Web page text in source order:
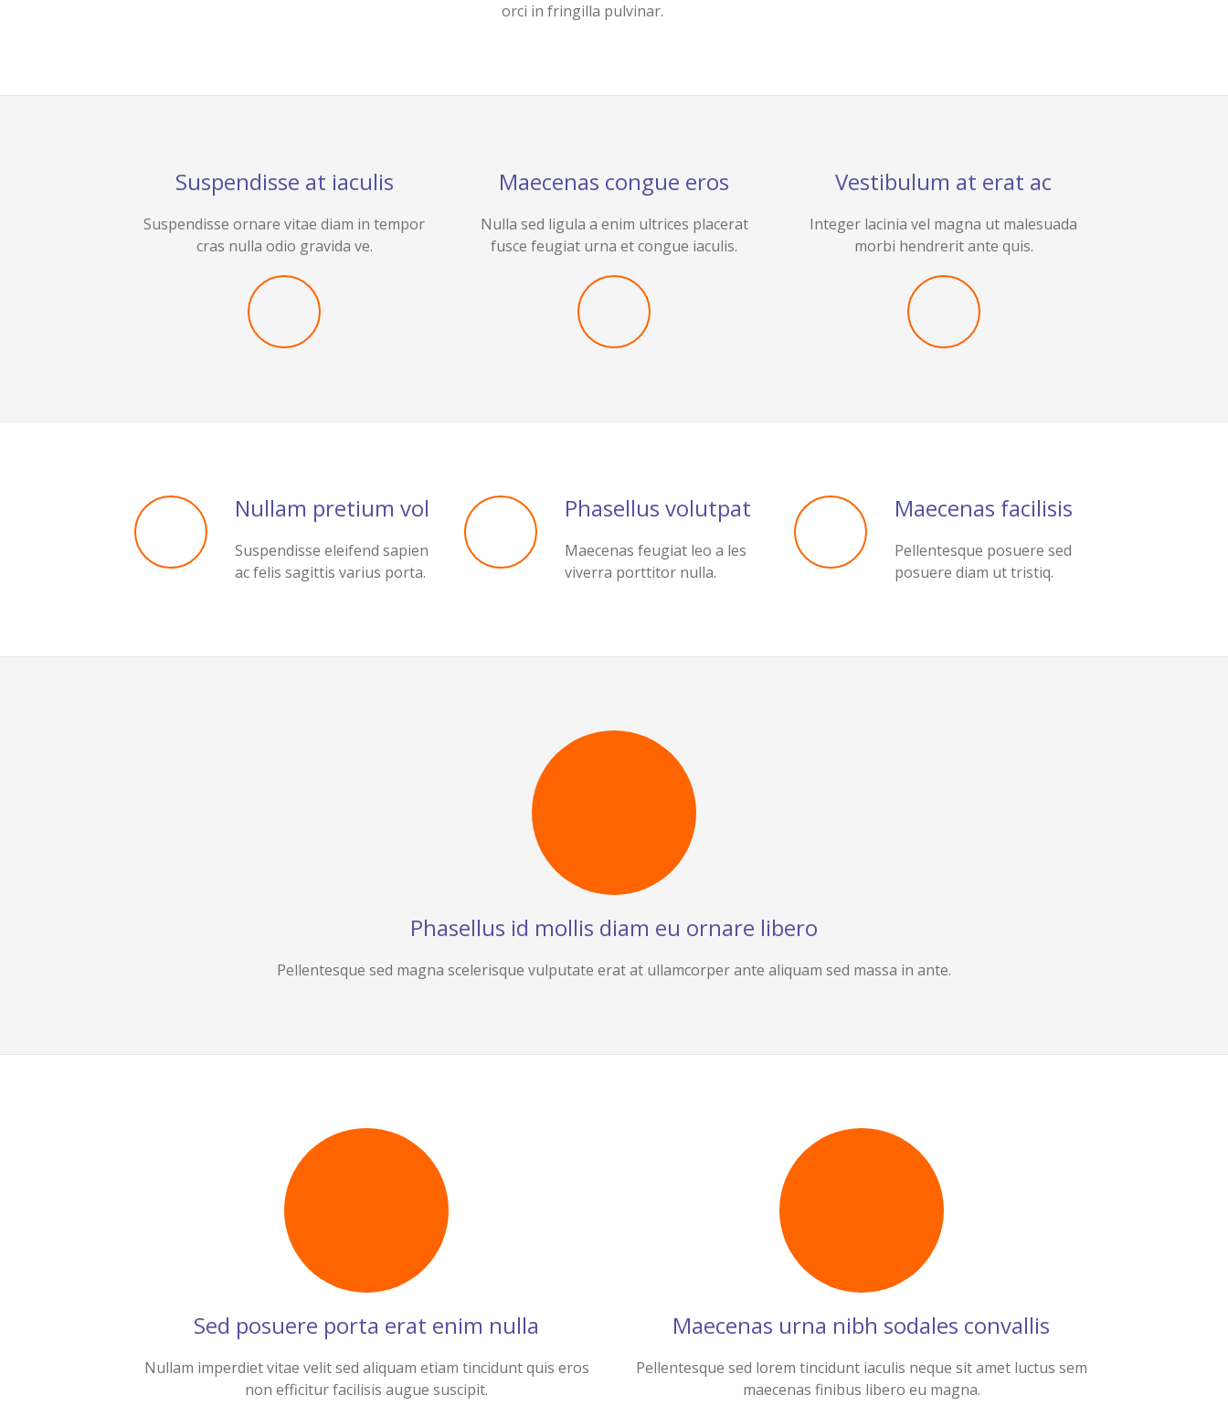
orci in fringilla pulvinar.
Suspendisse at iaculis
Suspendisse ornare vitae diam in tempor
cras nulla odio gravida ve.
Maecenas congue eros
Nulla sed ligula a enim ultrices placerat
fusce feugiat urna et congue iaculis.
Vestibulum at erat ac
Integer lacinia vel magna ut malesuada
morbi hendrerit ante quis.
Nullam pretium vol
Suspendisse eleifend sapien
ac felis sagittis varius porta.
Phasellus volutpat
Maecenas feugiat leo a les
viverra porttitor nulla.
Maecenas facilisis
Pellentesque posuere sed
posuere diam ut tristiq.
Phasellus id mollis diam eu ornare libero
Pellentesque sed magna scelerisque vulputate erat at ullamcorper ante aliquam sed massa in ante.
Sed posuere porta erat enim nulla
Nullam imperdiet vitae velit sed aliquam etiam tincidunt quis eros
non efficitur facilisis augue suscipit.
Maecenas urna nibh sodales convallis
Pellentesque sed lorem tincidunt iaculis neque sit amet luctus sem
maecenas finibus libero eu magna.